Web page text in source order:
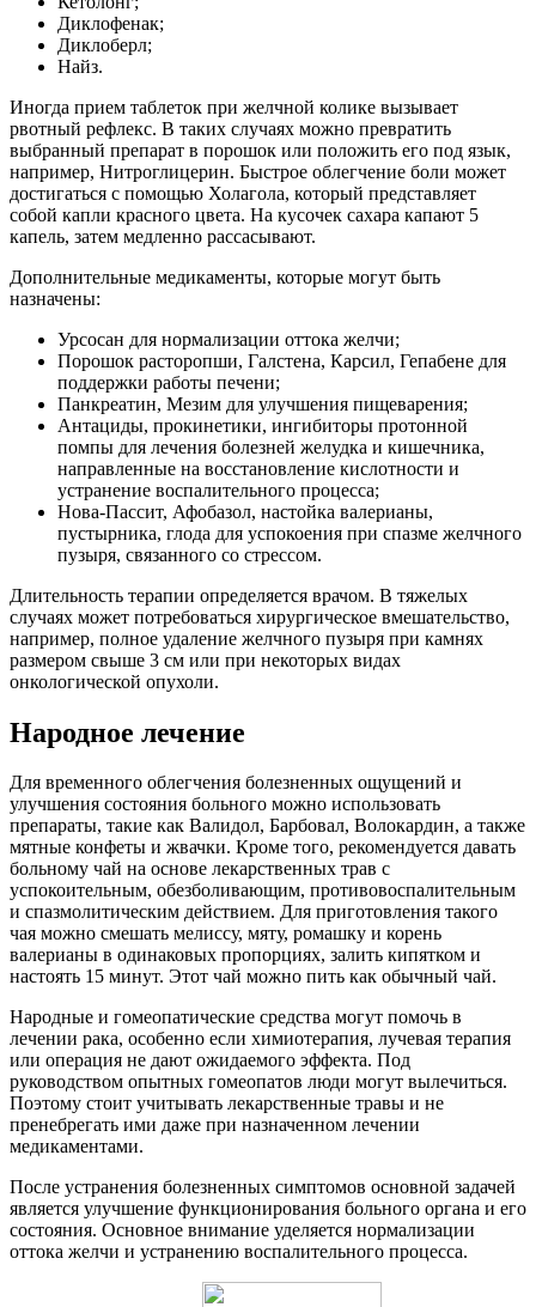
Диклофенак;
Диклоберл;
Найз.
Иногда прием таблеток при желчной колике вызывает
рвотный рефлекс. В таких случаях можно превратить
выбранный препарат в порошок или положить его под язык,
например, Нитроглицерин. Быстрое облегчение боли может
достигаться с помощью Холагола, который представляет
собой капли красного цвета. На кусочек сахара капают 5
капель, затем медленно рассасывают.
Дополнительные медикаменты, которые могут быть
назначены:
Урсосан для нормализации оттока желчи;
Порошок расторопши, Галстена, Карсил, Гепабене для
поддержки работы печени;
Панкреатин, Мезим для улучшения пищеварения;
Антациды, прокинетики, ингибиторы протонной
помпы для лечения болезней желудка и кишечника,
направленные на восстановление кислотности и
устранение воспалительного процесса;
Нова-Пассит, Афобазол, настойка валерианы,
пустырника, глода для успокоения при спазме желчного
пузыря, связанного со стрессом.
Длительность терапии определяется врачом. В тяжелых
случаях может потребоваться хирургическое вмешательство,
например, полное удаление желчного пузыря при камнях
размером свыше 3 см или при некоторых видах
онкологической опухоли.
Народное лечение
Для временного облегчения болезненных ощущений и
улучшения состояния больного можно использовать
препараты, такие как Валидол, Барбовал, Волокардин, а также
мятные конфеты и жвачки. Кроме того, рекомендуется давать
больному чай на основе лекарственных трав с
успокоительным, обезболивающим, противовоспалительным
и спазмолитическим действием. Для приготовления такого
чая можно смешать мелиссу, мяту, ромашку и корень
валерианы в одинаковых пропорциях, залить кипятком и
настоять 15 минут. Этот чай можно пить как обычный чай.
Народные и гомеопатические средства могут помочь в
лечении рака, особенно если химиотерапия, лучевая терапия
или операция не дают ожидаемого эффекта. Под
руководством опытных гомеопатов люди могут вылечиться.
Поэтому стоит учитывать лекарственные травы и не
пренебрегать ими даже при назначенном лечении
медикаментами.
После устранения болезненных симптомов основной задачей
является улучшение функционирования больного органа и его
состояния. Основное внимание уделяется нормализации
оттока желчи и устранению воспалительного процесса.